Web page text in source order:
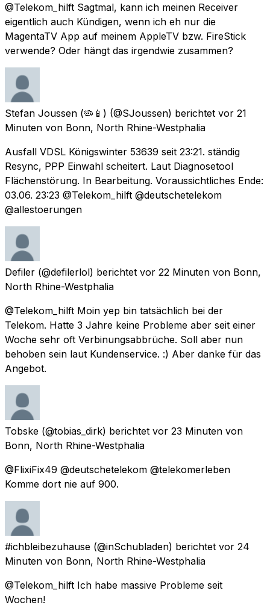
@Telekom_hilft Sagtmal, kann ich meinen Receiver
eigentlich auch Kündigen, wenn ich eh nur die
MagentaTV App auf meinem AppleTV bzw. FireStick
verwende? Oder hängt das irgendwie zusammen?
Stefan Joussen (🦠📱) (@SJoussen) berichtet vor 21
Minuten von Bonn, North Rhine-Westphalia
Ausfall VDSL Königswinter 53639 seit 23:21. ständig
Resync, PPP Einwahl scheitert. Laut Diagnosetool
Flächenstörung. In Bearbeitung. Voraussichtliches Ende:
03.06. 23:23 @Telekom_hilft @deutschetelekom
@allestoerungen
Defiler (@defilerlol) berichtet vor 22 Minuten von Bonn,
North Rhine-Westphalia
@Telekom_hilft Moin yep bin tatsächlich bei der
Telekom. Hatte 3 Jahre keine Probleme aber seit einer
Woche sehr oft Verbinungsabbrüche. Soll aber nun
behoben sein laut Kundenservice. :) Aber danke für das
Angebot.
Tobske (@tobias_dirk) berichtet vor 23 Minuten von
Bonn, North Rhine-Westphalia
@FlixiFix49 @deutschetelekom @telekomerleben
Komme dort nie auf 900.
#ichbleibezuhause (@inSchubladen) berichtet vor 24
Minuten von Bonn, North Rhine-Westphalia
@Telekom_hilft Ich habe massive Probleme seit
Wochen!